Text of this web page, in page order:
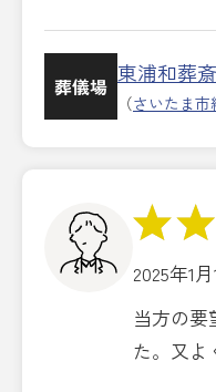
葬儀場 東浦和葬
（さいたま市
2025年1
当方の
た。又よ